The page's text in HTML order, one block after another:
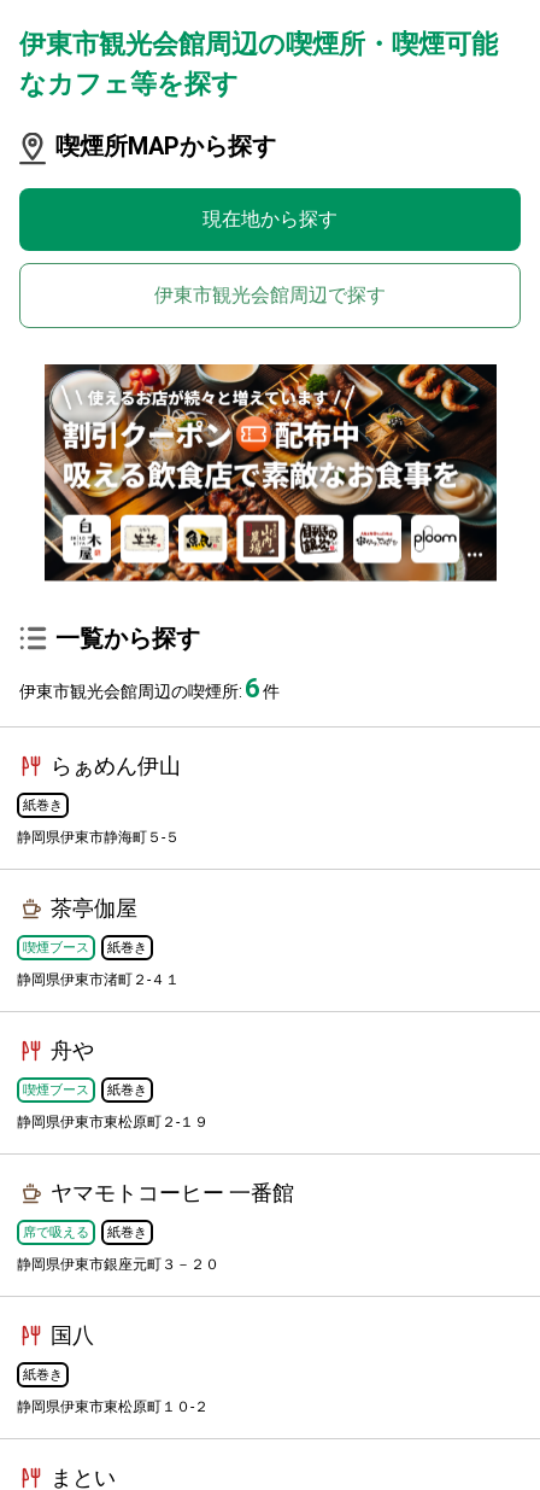
伊東市観光会館周辺の喫煙所・喫煙可能
なカフェ等を探す
喫煙所MAPから探す
現在地から探す
伊東市観光会館周辺で探す
一覧から探す
伊東市観光会館周辺の喫煙所: 6件
らぁめん伊山
紙巻き
静岡県伊東市静海町５-５
茶亭伽屋
喫煙ブース 紙巻き
静岡県伊東市渚町２-４１
舟や
喫煙ブース 紙巻き
静岡県伊東市東松原町２-１９
ヤマモトコーヒー 一番館
席で吸える 紙巻き
静岡県伊東市銀座元町３－２０
国八
紙巻き
静岡県伊東市東松原町１０-２
まとい